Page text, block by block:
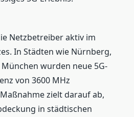
Netzbetreiber aktiv im
In Städten wie Nürnberg,
wurden neue 5G-
von 3600 MHz
zielt darauf ab,
in städtischen